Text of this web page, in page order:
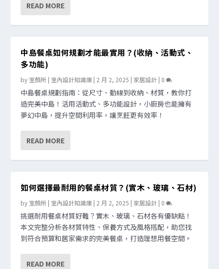
READ MORE
中島餐桌如何規劃才能最實用？(收納、活動式、
多功能)
by 室顏所 | 室內設計知識庫 | 2 月 2, 2025 | 家居設計 | 0
中島餐桌規劃指南：從尺寸、動線到收納、材質，教你打
造完美中島！活用活動式、多功能設計，小廚房也能擁有
夢幻中島，提升空間利用率，讓烹飪更有效率！
READ MORE
如何選擇最耐用的餐桌材質？(實木、玻璃、石材)
by 室顏所 | 室內設計知識庫 | 2 月 2, 2025 | 家居設計 | 0
挑選耐用餐桌材質好難？實木、玻璃、石材各有優缺點！
本文完整分析各材質特性、保養方式及風格搭配，助您找
到符合預算和居家需求的完美餐桌，打造理想用餐空間。
READ MORE